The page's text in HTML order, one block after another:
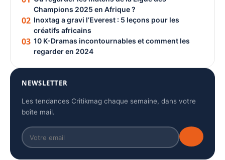
Champions 2025 en Afrique ?
02 Inoxtag a gravi l’Everest : 5 leçons pour les
créatifs africains
03 10 K-Dramas incontournables et comment les
regarder en 2024
NEWSLETTER
Les tendances Critikmag chaque semaine, dans votre
boîte mail.